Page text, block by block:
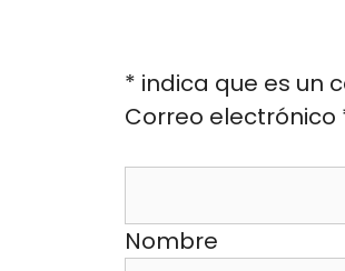
* indica que es un
Correo electrónico
Nombre